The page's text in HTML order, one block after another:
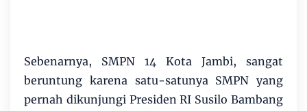
Sebenarnya, SMPN 14 Kota Jambi, sangat
beruntung karena satu-satunya SMPN yang
pernah dikunjungi Presiden RI Susilo Bambang